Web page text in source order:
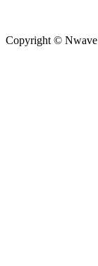
Copyright © Nwave